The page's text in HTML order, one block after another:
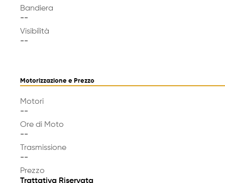
Bandiera
--
Visibilità
--
Motorizzazione e Prezzo
Motori
--
Ore di Moto
--
Trasmissione
--
Prezzo
Trattativa Riservata